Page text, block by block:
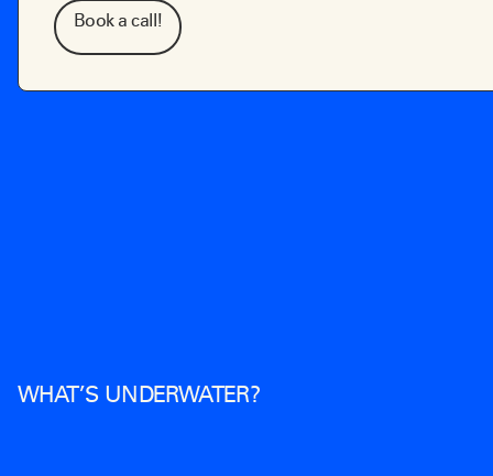
Book a call!
WHAT’S UNDERWATER?